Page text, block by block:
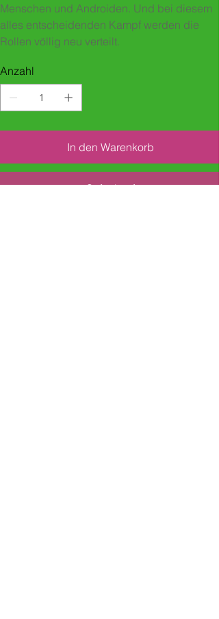
Menschen und Androiden. Und bei diesem
alles entscheidenden Kampf werden die
Rollen völlig neu verteilt.
Anzahl
In den Warenkorb
Sofortkauf